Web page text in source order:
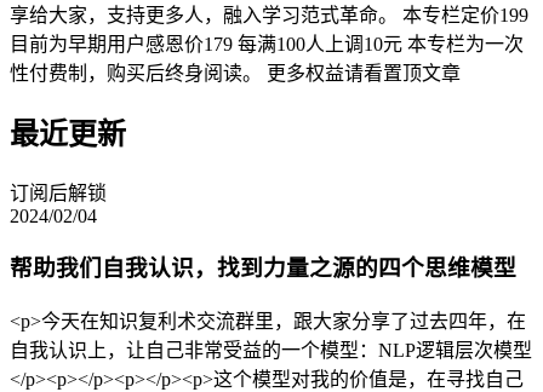
享给大家，支持更多人，融入学习范式革命。 本专栏定价199
目前为早期用户感恩价179 每满100人上调10元 本专栏为一次
性付费制，购买后终身阅读。 更多权益请看置顶文章
最近更新
订阅后解锁
2024/02/04
帮助我们自我认识，找到力量之源的四个思维模型
<p>今天在知识复利术交流群里，跟大家分享了过去四年，在
自我认识上，让自己非常受益的一个模型：NLP逻辑层次模型
</p><p></p><p></p><p>这个模型对我的价值是，在寻找自己